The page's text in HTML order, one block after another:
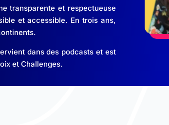
transparente et respectueuse
et accessible. En trois ans,
dans des podcasts et est
et Challenges.